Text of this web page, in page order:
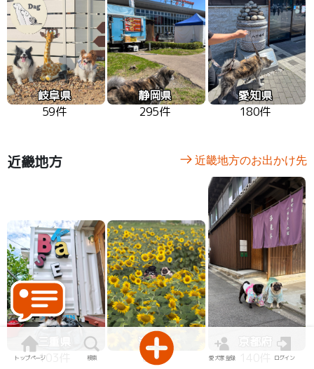
岐阜県
59件
静岡県
295件
愛知県
180件
近畿地方 近畿地方のお出かけ先
三重県
103件
滋賀県
84件
トップページ 検索 愛犬家登録 ログイン